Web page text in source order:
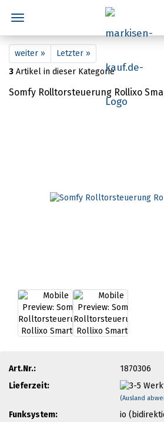
weiter »
Letzter »
3 Artikel in dieser Kategorie
Somfy Rolltorsteuerung Rollixo
Art.Nr.:
1870306
Lieferzeit:
(Ausland
Funksystem:
io